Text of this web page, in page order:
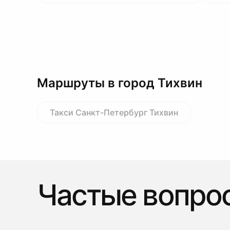
Маршруты в город Тихвин
Такси Санкт-Петербург Тихвин
Частые